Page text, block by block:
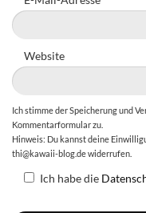
Website
Ich stimme der Speicherung und
Kommentarformular zu.
Hinweis: Du kannst deine
thi@kawaii-blog.de widerrufen.
Ich habe die